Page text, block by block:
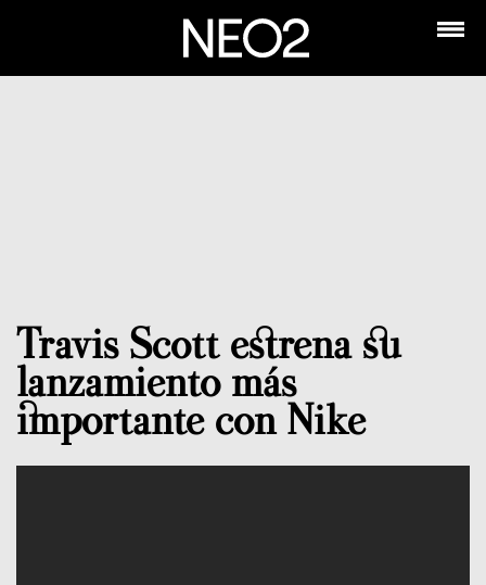
Travis Scott estrena su
lanzamiento más
importante con Nike